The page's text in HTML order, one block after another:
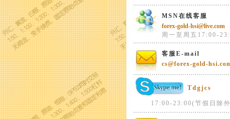
MSN在线客服
forex-gold-hsi@live.com
周一至周五17:00-
客服E-mail
cs@forex-gold-
Tdgjcs
17:00-23:00(节假日除